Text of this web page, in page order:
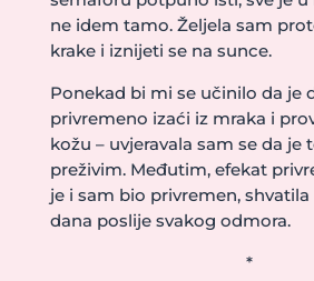
ne idem tamo. Željela sam
krake i iznijeti se na sunce.
Ponekad bi mi se učinilo da je
privremeno izaći iz mraka i
kožu – uvjeravala sam se da je
preživim. Međutim, efekat
je i sam bio privremen,
dana poslije svakog odmora.
*